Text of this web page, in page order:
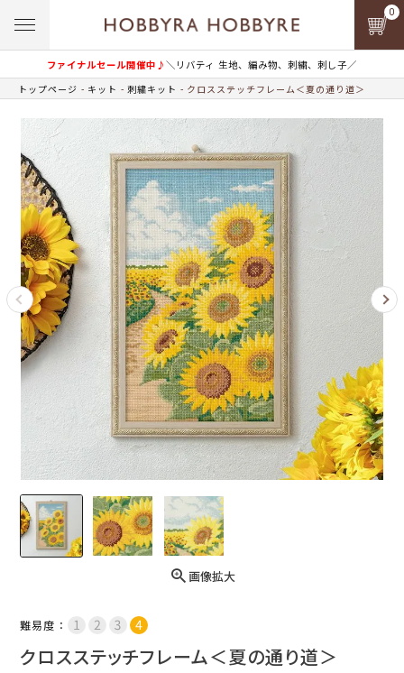
ファイナルセール開催中♪＼リバティ 生地、編み物、刺繍、刺し子／
0
トップページ キット 刺繍キット クロスステッチフレーム＜夏の通り道＞
画像拡大
難易度：
クロスステッチフレーム＜夏の通り道＞